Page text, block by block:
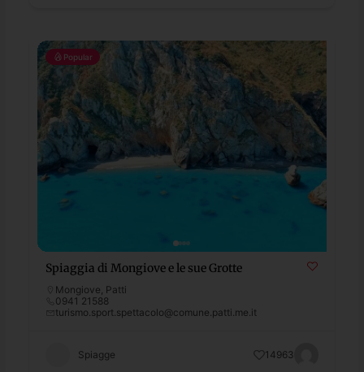
Popular
Spiaggia di Mongiove e le sue Grotte
Mongiove Patti
0941 21588
turismo.sport.spettacolo@comune.patti.me.it
Spiagge 14963